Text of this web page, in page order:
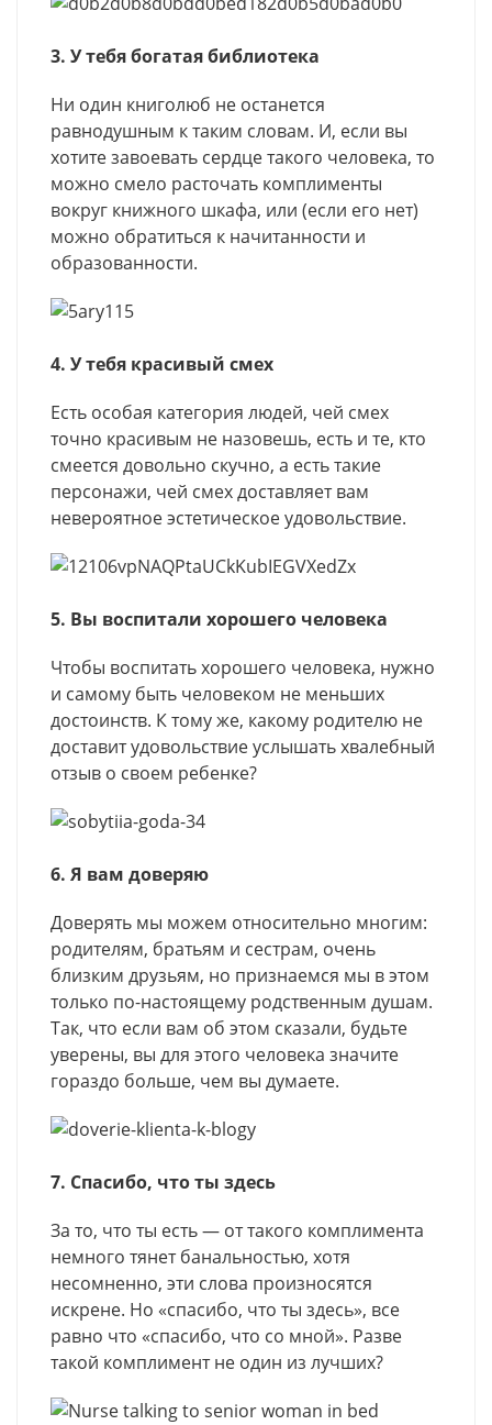
3. У тебя богатая библиотека
Ни один книголюб не останется
равнодушным к таким словам. И, если вы
хотите завоевать сердце такого человека, то
можно смело расточать комплименты
вокруг книжного шкафа, или (если его нет)
можно обратиться к начитанности и
образованности.
4. У тебя красивый смех
Есть особая категория людей, чей смех
точно красивым не назовешь, есть и те, кто
смеется довольно скучно, а есть такие
персонажи, чей смех доставляет вам
невероятное эстетическое удовольствие.
5. Вы воспитали хорошего человека
Чтобы воспитать хорошего человека, нужно
и самому быть человеком не меньших
достоинств. К тому же, какому родителю не
доставит удовольствие услышать хвалебный
отзыв о своем ребенке?
6. Я вам доверяю
Доверять мы можем относительно многим:
родителям, братьям и сестрам, очень
близким друзьям, но признаемся мы в этом
только по-настоящему родственным душам.
Так, что если вам об этом сказали, будьте
уверены, вы для этого человека значите
гораздо больше, чем вы думаете.
7. Спасибо, что ты здесь
За то, что ты есть — от такого комплимента
немного тянет банальностью, хотя
несомненно, эти слова произносятся
искрене. Но «спасибо, что ты здесь», все
равно что «спасибо, что со мной». Разве
такой комплимент не один из лучших?